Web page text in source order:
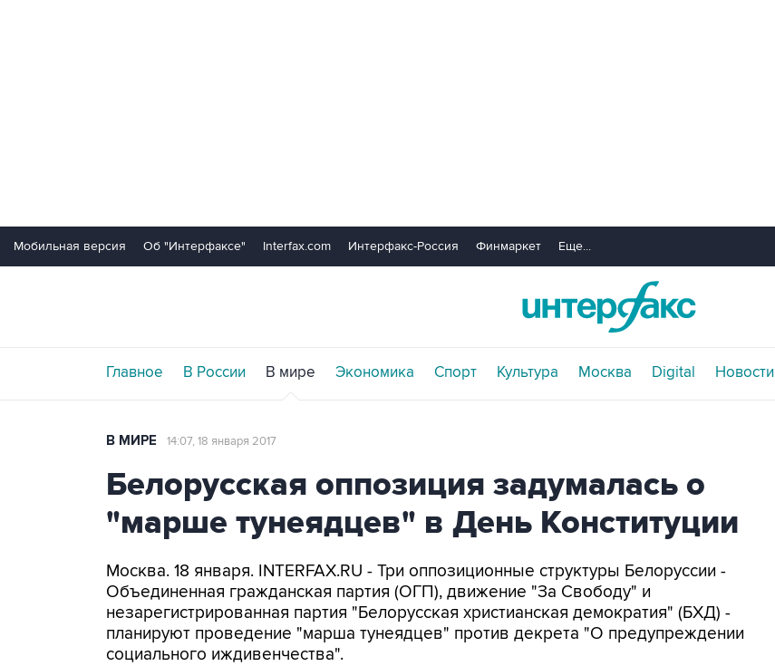
Мобильная версия Об "Интерфаксе" Interfax.com Интерфакс-Россия Финмаркет Еще...
Главное В России В мире Экономика Спорт Культура Москва Digital Новости
В МИРЕ 14:07, 18 января 2017
Белорусская оппозиция задумалась о
"марше тунеядцев" в День Конституции
Москва. 18 января. INTERFAX.RU - Три оппозиционные структуры Белоруссии -
Объединенная гражданская партия (ОГП), движение "За Свободу" и
незарегистрированная партия "Белорусская христианская демократия" (БХД) -
планируют проведение "марша тунеядцев" против декрета "О предупреждении
социального иждивенчества".